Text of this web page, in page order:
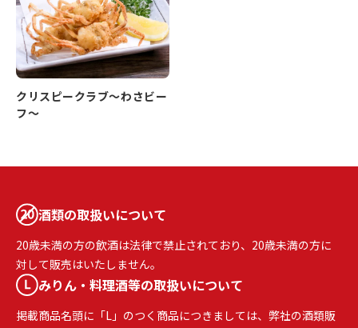
クリスピークラブ～わさビー
フ～
酒類の取扱いについて
20歳未満の方の飲酒は法律で禁止されており、20歳未満の方に
対して販売はいたしません。
みりん・料理酒等の取扱いについて
掲載商品名頭に「L」のつく商品につきましては、弊社の酒類販